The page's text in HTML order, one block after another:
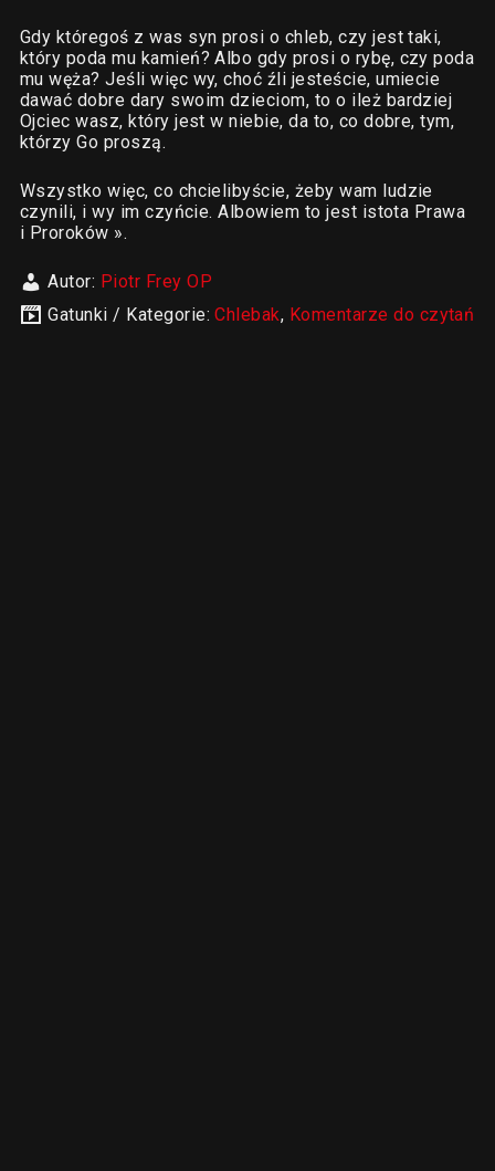
Gdy któregoś z was syn prosi o chleb, czy jest taki,
który poda mu kamień? Albo gdy prosi o rybę, czy poda
mu węża? Jeśli więc wy, choć źli jesteście, umiecie
dawać dobre dary swoim dzieciom, to o ileż bardziej
Ojciec wasz, który jest w niebie, da to, co dobre, tym,
którzy Go proszą.
Wszystko więc, co chcielibyście, żeby wam ludzie
czynili, i wy im czyńcie. Albowiem to jest istota Prawa
i Proroków ».
Autor: Piotr Frey OP
Gatunki / Kategorie:Chlebak, Komentarze do czytań